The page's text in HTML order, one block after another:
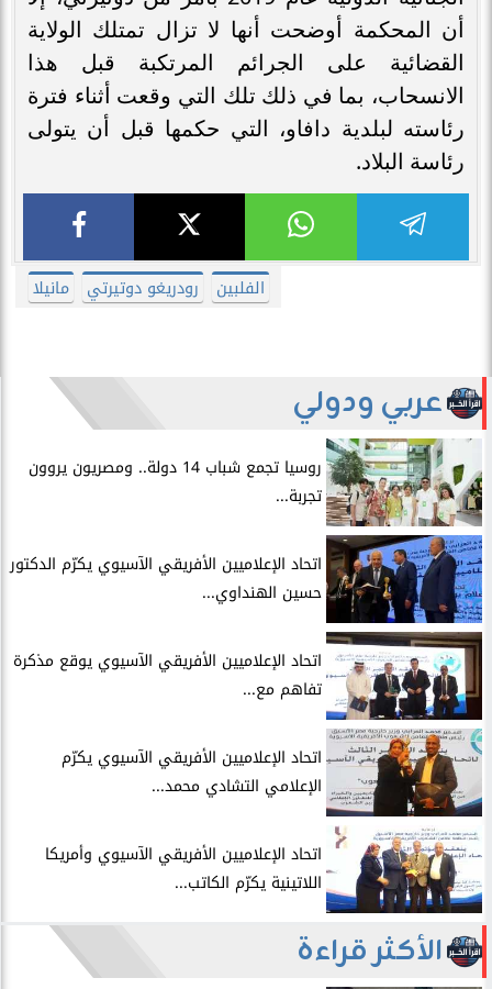
أن المحكمة أوضحت أنها لا تزال تمتلك الولاية
القضائية على الجرائم المرتكبة قبل هذا
الانسحاب، بما في ذلك تلك التي وقعت أثناء فترة
رئاسته لبلدية دافاو، التي حكمها قبل أن يتولى
رئاسة البلاد.
الفلبين رودريغو دوتيرتي مانيلا
عربي ودولي
روسيا تجمع شباب 14 دولة.. ومصريون يروون
تجربة...
اتحاد الإعلاميين الأفريقي الآسيوي يكرّم الدكتور
حسين الهنداوي...
اتحاد الإعلاميين الأفريقي الآسيوي يوقع مذكرة
تفاهم مع...
اتحاد الإعلاميين الأفريقي الآسيوي يكرّم
الإعلامي التشادي محمد...
اتحاد الإعلاميين الأفريقي الآسيوي وأمريكا
اللاتينية يكرّم الكاتب...
الأكثر قراءة